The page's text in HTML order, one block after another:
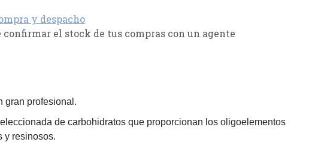
y despacho
confirmar el stock de tus compras con un agente
gran profesional.
de carbohidratos que proporcionan los oligoelementos
y resinosos.